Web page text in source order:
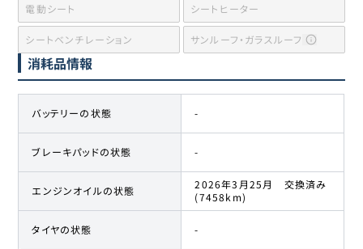
電動シート シートヒーター
シートベンチレーション サンルーフ・ガラスルーフ
消耗品情報
バッテリーの状態 -
ブレーキパッドの状態 -
エンジンオイルの状態
2026年3月25月 交換済み
(7458km)
タイヤの状態 -